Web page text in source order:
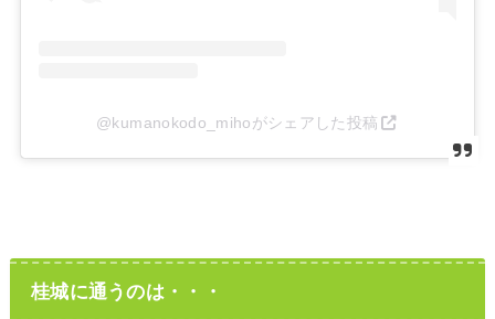
@kumanokodo_mihoがシェアした投稿
桂城に通うのは・・・